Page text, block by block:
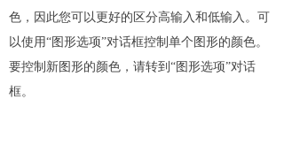
色，因此您可以更好的区分高输入和低输入。可
以使用“图形选项”对话框控制单个图形的颜色。
要控制新图形的颜色，请转到“图形选项”对话
框。